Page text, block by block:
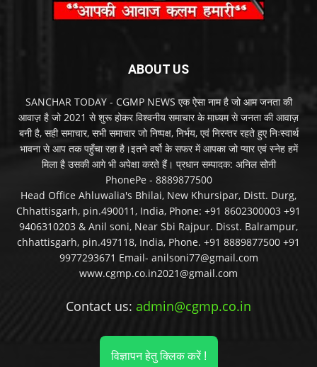
ABOUT US
SANCHAR TODAY - CGMP NEWS एक ऐसा नाम है जो आम जनता की
आवाज़ है जो 2021 से शुरू होकर विश्वनीय समाचार के माध्यम से जनता की आवाज़
बनी है, सही समाचार, सभी समाचार जो निष्पक्ष, निर्भय, एवं निरन्तर रहते हुए निःस्वार्थ
भावना से आप तक पहुँचा रहा है।इतने वर्षो के सफर में आपका जो प्यार एवं स्नेह हमें
मिला है उसकी आगे भी अपेक्षा करते हैं। प्रधान सम्पादक: अनिल सोनी
PhonePe - 8889877500
Head Office Ahluwalia's Bhilai, New Khursipar, Distt. Durg,
Chhattisgarh, pin.490011, India, Phone: +91 8602300003 +91
9406310203 & Anil soni, Near Sbi Rajpur. Disst. Balrampur,
chhattisgarh, pin.497118, India, Phone. +91 8889877500 +91
9977293671 Email- anilsoni77@gmail.com
www.cgmp.co.in2021@gmail.com
Contact us: admin@cgmp.co.in
विज्ञापन हेतु क्लिक करें !